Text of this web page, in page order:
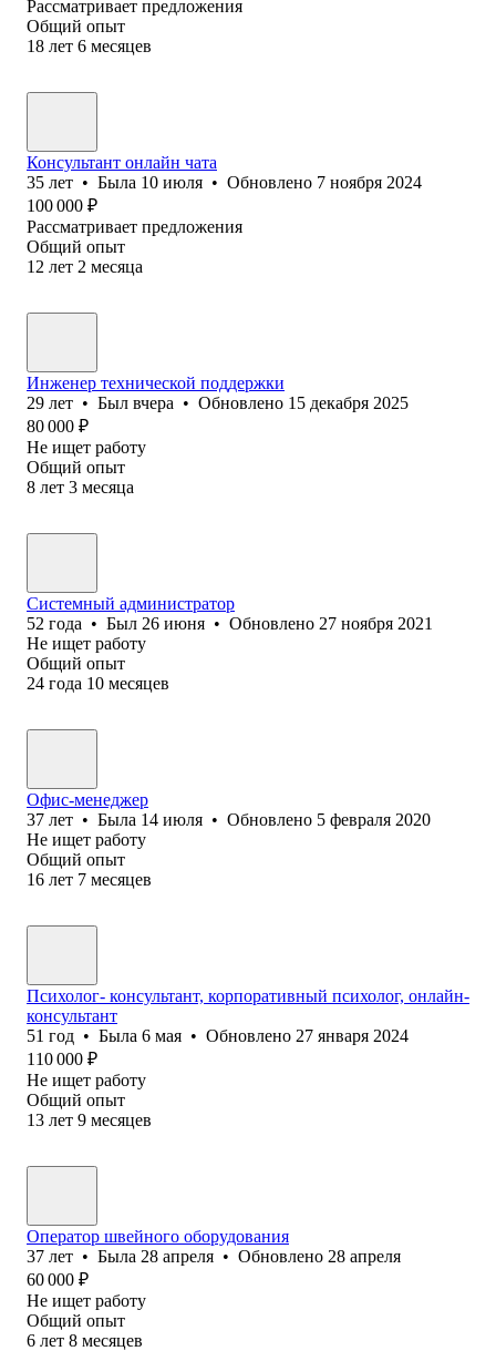
Рассматривает предложения
Общий опыт
18 лет 6 месяцев
Консультант онлайн чата
35 лет • Была 10 июля • Обновлено 7 ноября 2024
100 000 ₽
Рассматривает предложения
Общий опыт
12 лет 2 месяца
Инженер технической поддержки
29 лет • Был вчера • Обновлено 15 декабря 2025
80 000 ₽
Не ищет работу
Общий опыт
8 лет 3 месяца
Системный администратор
52 года • Был 26 июня • Обновлено 27 ноября 2021
Не ищет работу
Общий опыт
24 года 10 месяцев
Офис-менеджер
37 лет • Была 14 июля • Обновлено 5 февраля 2020
Не ищет работу
Общий опыт
16 лет 7 месяцев
Психолог- консультант, корпоративный психолог, онлайн-
консультант
51 год • Была 6 мая • Обновлено 27 января 2024
110 000 ₽
Не ищет работу
Общий опыт
13 лет 9 месяцев
Оператор швейного оборудования
37 лет • Была 28 апреля • Обновлено 28 апреля
60 000 ₽
Не ищет работу
Общий опыт
6 лет 8 месяцев